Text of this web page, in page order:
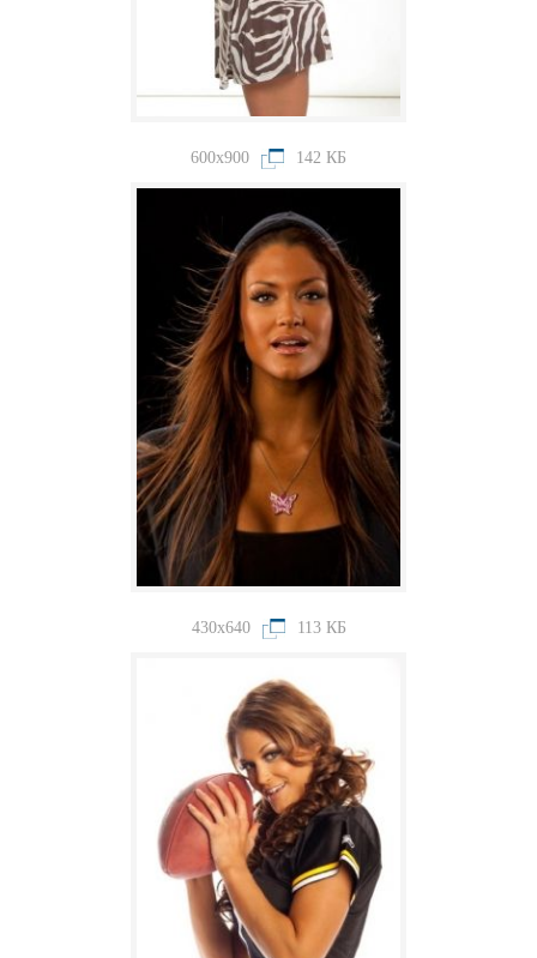
600x900 142 КБ
430x640 113 КБ